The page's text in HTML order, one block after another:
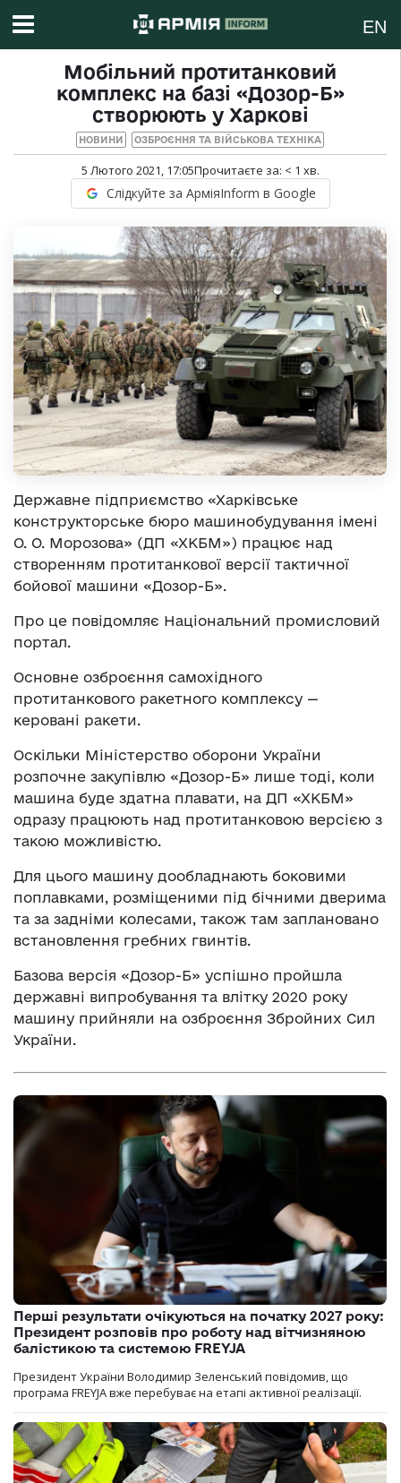
EN
Мобільний протитанковий
комплекс на базі «Дозор-Б»
створюють у Харкові
НОВИНИ ОЗБРОЄННЯ ТА ВІЙСЬКОВА ТЕХНІКА
5 Лютого 2021, 17:05Прочитаєте за: < 1 хв.
Слідкуйте за АрміяInform в Google
Державне підприємство «Харківське
конструкторське бюро машинобудування імені
О. О. Морозова» (ДП «ХКБМ») працює над
створенням протитанкової версії тактичної
бойової машини «Дозор-Б».
Про це повідомляє Національний промисловий
портал.
Основне озброєння самохідного
протитанкового ракетного комплексу —
керовані ракети.
Оскільки Міністерство оборони України
розпочне закупівлю «Дозор-Б» лише тоді, коли
машина буде здатна плавати, на ДП «ХКБМ»
одразу працюють над протитанковою версією з
такою можливістю.
Для цього машину дообладнають боковими
поплавками, розміщеними під бічними дверима
та за задніми колесами, також там заплановано
встановлення гребних гвинтів.
Базова версія «Дозор-Б» успішно пройшла
державні випробування та влітку 2020 року
машину прийняли на озброєння Збройних Сил
України.
Перші результати очікуються на початку 2027 року:
Президент розповів про роботу над вітчизняною
балістикою та системою FREYJA
Президент України Володимир Зеленський повідомив, що
програма FREYJA вже перебуває на етапі активної реалізації.